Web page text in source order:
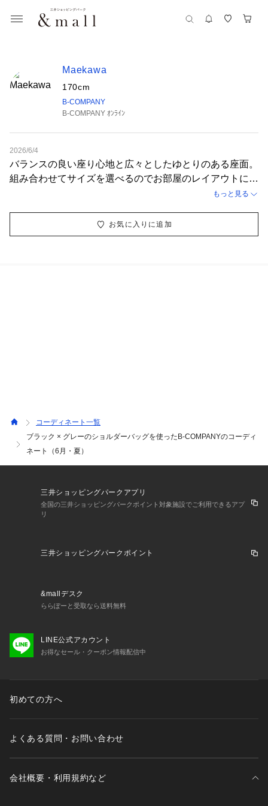
Maekawa
170cm
B-COMPANY
B-COMPANY ｵﾝﾗｲﾝ
2026/6/4
バランスの良い座り心地と広々としたゆとりのある座面。
組み合わせてサイズを選べるのでお部屋のレイアウトに合
もっと見る
お気に入りに追加
コーディネート一覧
ブラック × グレーのショルダーバッグを使ったB-COMPANYのコーディ
ネート（6月・夏）
三井ショッピングパークアプリ
全国の三井ショッピングパークポイント対象施設でご利用できるアプ
リ
三井ショッピングパークポイント
&mallデスク
ららぽーと受取なら送料無料
LINE公式アカウント
お得なセール・クーポン情報配信中
初めての方へ
よくある質問・お問い合わせ
会社概要・利用規約など